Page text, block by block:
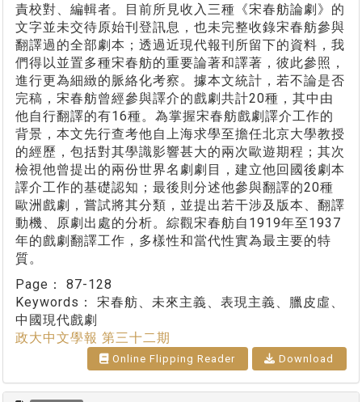
責校對、編輯者。目前所見收入三種《宋春舫論劇》的
文字並未交待原始刊登訊息，也未完整收錄宋春舫參與
翻譯過的全部劇本；透過近現代報刊所留下的資料，我
們得以並置多種宋春舫的重要論著和譯著，彼此參照，
進行更為細緻的脈絡化考察。據本文統計，若不論是否
完稿，宋春舫曾經參與譯介的戲劇共計20種，其中由
他自行翻譯的有16種。為掌握宋春舫戲劇譯介工作的
背景，本文先行查考他自上海求學至擔任北京大學教授
的經歷，包括對其學識影響甚大的兩次歐遊期程；其次
檢視他曾提出的兩份世界名劇劇目，建立他回國後劇本
譯介工作的基礎認知；最後則分述他參與翻譯的20種
歐洲戲劇，嘗試將其分類，並提出若干涉及版本、翻譯
動機、原劇出處的分析。綜觀宋春舫自1919年至1937
年的戲劇翻譯工作，多樣性和當代性實為最主要的特
質。
Page： 87-128
Keywords： 宋春舫、未來主義、表現主義、臘皮虛、
中國現代戲劇
政大中文學報 第三十二期
Online Flipping Reader Download